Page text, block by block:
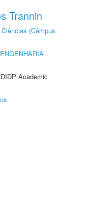
Trannin
(Câmpus
Academic